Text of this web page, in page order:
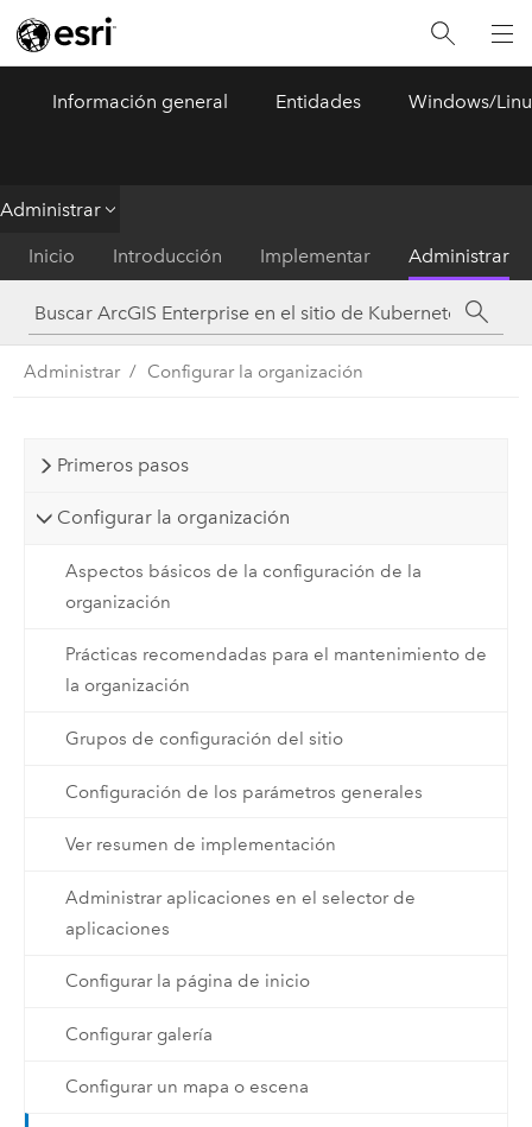
Información general Entidades Windows/
Administrar
Inicio Introducción Implementar Administrar
Administrar Configurar la organización
Primeros pasos
Configurar la organización
Aspectos básicos de la configuración de la
organización
Prácticas recomendadas para el mantenimiento de
la organización
Grupos de configuración del sitio
Configuración de los parámetros generales
Ver resumen de implementación
Administrar aplicaciones en el selector de
aplicaciones
Configurar la página de inicio
Configurar galería
Configurar un mapa o escena